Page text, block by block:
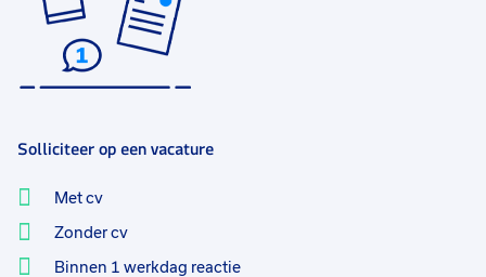
Solliciteer op een vacature
Met cv
Zonder cv
Binnen 1 werkdag reactie